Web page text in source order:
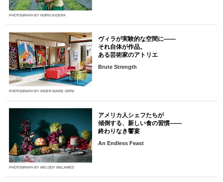
PHOTOGRAPH BY NORIO KIDERA
PHOTOGRAPH BY INGER MARIE GRINI
ヴィラが実験的な空間に――
それ自体が作品。
ある芸術家のアトリエ
Brute Strength
PHOTOGRAPH BY MELODY MELAMED
アメリカ人シェフたちが
傾倒する、新しい食の習慣――
終わりなき饗宴
An Endless Feast